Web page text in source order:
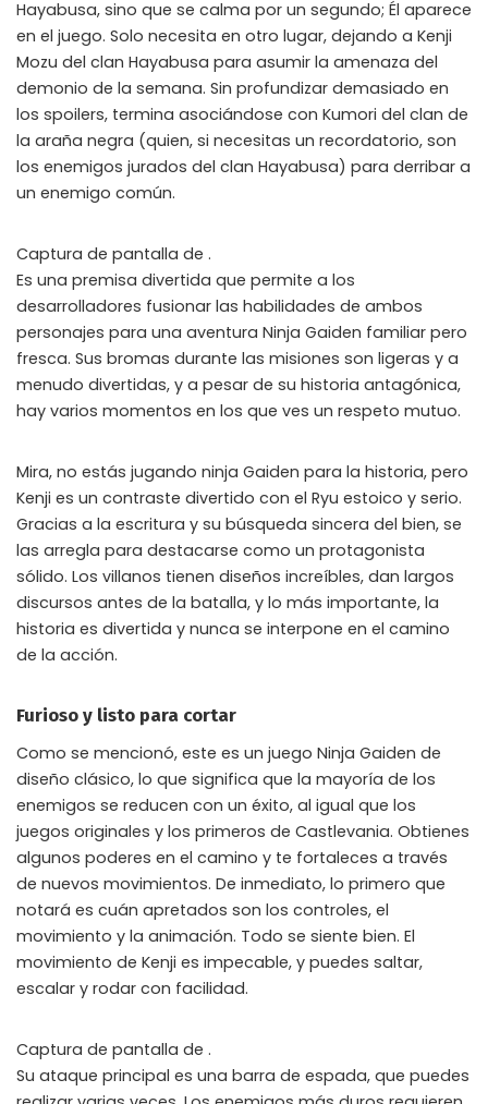
Hayabusa, sino que se calma por un segundo; Él aparece
en el juego. Solo necesita en otro lugar, dejando a Kenji
Mozu del clan Hayabusa para asumir la amenaza del
demonio de la semana. Sin profundizar demasiado en
los spoilers, termina asociándose con Kumori del clan de
la araña negra (quien, si necesitas un recordatorio, son
los enemigos jurados del clan Hayabusa) para derribar a
un enemigo común.
Captura de pantalla de .
Es una premisa divertida que permite a los
desarrolladores fusionar las habilidades de ambos
personajes para una aventura Ninja Gaiden familiar pero
fresca. Sus bromas durante las misiones son ligeras y a
menudo divertidas, y a pesar de su historia antagónica,
hay varios momentos en los que ves un respeto mutuo.
Mira, no estás jugando ninja Gaiden para la historia, pero
Kenji es un contraste divertido con el Ryu estoico y serio.
Gracias a la escritura y su búsqueda sincera del bien, se
las arregla para destacarse como un protagonista
sólido. Los villanos tienen diseños increíbles, dan largos
discursos antes de la batalla, y lo más importante, la
historia es divertida y nunca se interpone en el camino
de la acción.
Furioso y listo para cortar
Como se mencionó, este es un juego Ninja Gaiden de
diseño clásico, lo que significa que la mayoría de los
enemigos se reducen con un éxito, al igual que los
juegos originales y los primeros de Castlevania. Obtienes
algunos poderes en el camino y te fortaleces a través
de nuevos movimientos. De inmediato, lo primero que
notará es cuán apretados son los controles, el
movimiento y la animación. Todo se siente bien. El
movimiento de Kenji es impecable, y puedes saltar,
escalar y rodar con facilidad.
Captura de pantalla de .
Su ataque principal es una barra de espada, que puedes